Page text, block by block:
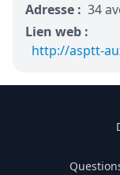
Adresse : 34
Lien web :
http://asptt-